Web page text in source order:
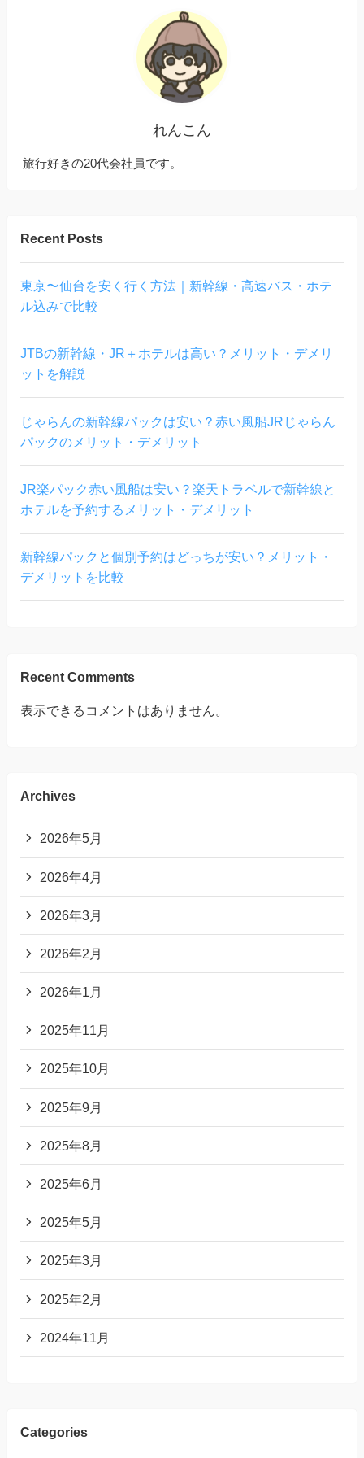
れんこん
旅行好きの20代会社員です。
Recent Posts
東京〜仙台を安く行く方法｜新幹線・高速バス・ホテ
ル込みで比較
JTBの新幹線・JR＋ホテルは高い？メリット・デメリ
ットを解説
じゃらんの新幹線パックは安い？赤い風船JRじゃらん
パックのメリット・デメリット
JR楽パック赤い風船は安い？楽天トラベルで新幹線と
ホテルを予約するメリット・デメリット
新幹線パックと個別予約はどっちが安い？メリット・
デメリットを比較
Recent Comments
表示できるコメントはありません。
Archives
2026年5月
2026年4月
2026年3月
2026年2月
2026年1月
2025年11月
2025年10月
2025年9月
2025年8月
2025年6月
2025年5月
2025年3月
2025年2月
2024年11月
Categories